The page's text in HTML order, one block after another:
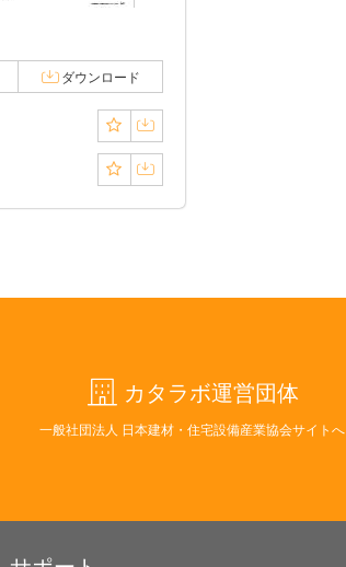
ダウンロード
カタラボ運営団体
一般社団法人 日本建材・住宅設備産業協会サイトへ